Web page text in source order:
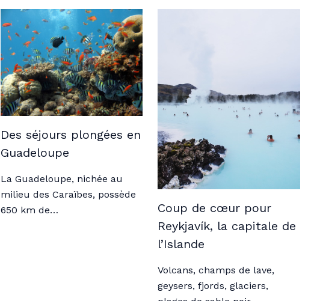
Des séjours plongées en
Guadeloupe
La Guadeloupe, nichée au
milieu des Caraïbes, possède
650 km de…
Coup de cœur pour
Reykjavík, la capitale de
l’Islande
Volcans, champs de lave,
geysers, fjords, glaciers,